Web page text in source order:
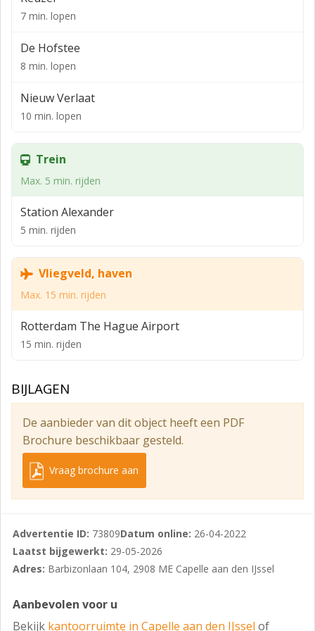
van het NH Capelle Hotel en vlakbij de
andere de Woonmall en de Megastores.
Voorzieningen
Het object is voorzien van:
• Representatieve & ruime entreehal voorzien van
• Personenlift (6 personen);
• Voldoende isolatie van dak en gevels;
• Stadsverwarming middels convectoren voorzien van
thermostaatkranen;
• Pantry per verdieping;
• Dames- en herentoiletgroep per verdieping en
invalidentoilet op de begane grond;
• Betonvloeren met een maximale vloerbelasting van
400 kg/m²;
buitenverlichting;
betontegels.
De kantoorunits zullen worden opgeleverd inclusief de
volgende voorzieningen:
• Mechanische ventilatie;
• Isolerende-/ zonwerende HR ++ beglazing;
• Afgewerkte wanden;
7 min. lopen
De Hofstee
8 min. lopen
Nieuw Verlaat
10 min. lopen
Trein
Max. 5 min. rijden
Station Alexander
5 min. rijden
Vliegveld, haven
Max. 15 min. rijden
Rotterdam The Hague Airport
15 min. rijden
BIJLAGEN
De aanbieder van dit object heeft een PDF
Brochure beschikbaar gesteld.
Vraag brochure aan
Advertentie ID: 73809Datum online: 26-04-2022
Laatst bijgewerkt: 29-05-2026
Adres: Barbizonlaan 104, 2908 ME Capelle aan den IJssel
Aanbevolen voor u
Bekijk kantoorruimte in Capelle aan den IJssel of